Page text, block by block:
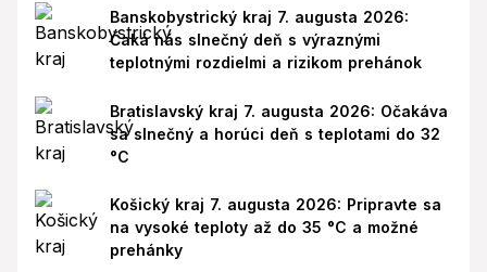
Banskobystrický kraj 7. augusta 2026:
Čaká nás slnečný deň s výraznými
teplotnými rozdielmi a rizikom prehánok
Bratislavský kraj 7. augusta 2026: Očakáva
sa slnečný a horúci deň s teplotami do 32
°C
Košický kraj 7. augusta 2026: Pripravte sa
na vysoké teploty až do 35 °C a možné
prehánky